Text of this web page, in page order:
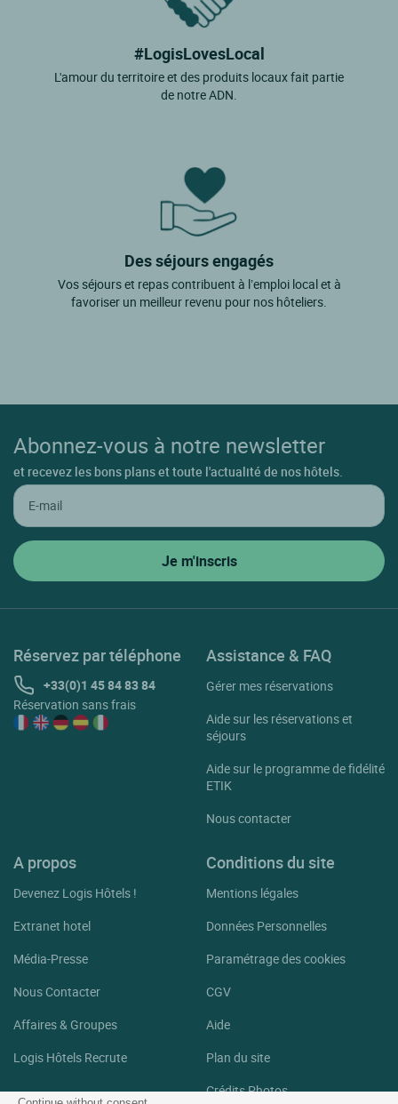
#LogisLovesLocal
L'amour du territoire et des produits locaux fait partie
de notre ADN.
Des séjours engagés
Vos séjours et repas contribuent à l’emploi local et à
favoriser un meilleur revenu pour nos hôteliers.
Abonnez-vous à notre newsletter
et recevez les bons plans et toute l'actualité de nos hôtels.
Réservez par téléphone
+33(0)1 45 84 83 84
Réservation sans frais
Assistance & FAQ
Gérer mes réservations
Aide sur les réservations et
séjours
Aide sur le programme de fidélité
ETIK
Nous contacter
A propos
Devenez Logis Hôtels !
Extranet hotel
Média-Presse
Nous Contacter
Affaires & Groupes
Logis Hôtels Recrute
Conditions du site
Mentions légales
Données Personnelles
Paramétrage des cookies
CGV
Aide
Plan du site
Crédits Photos